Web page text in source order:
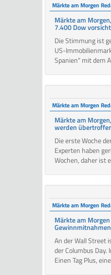
Märkte am Morgen
Märkte am
7.400 Dow
Die Stimmung ist
US-
Spanien" mit dem
Märkte am Morgen
Märkte am
werden
Die erste Woche
Experten haben
Wochen, daher ist
Märkte am Morgen
Märkte am
Gewinnmitnahmen
An der Wall Street
der Columbus
Einen Tag Plus,